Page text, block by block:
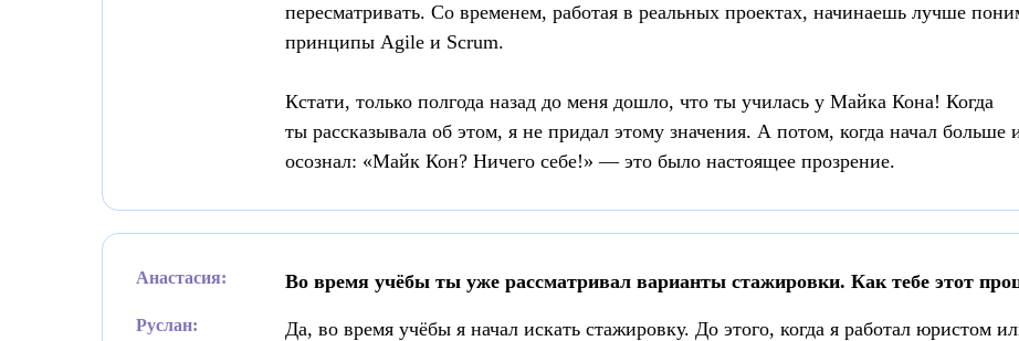
пересматривать. Со временем, работая в реальных проектах, начинаешь лучше
принципы Agile и Scrum.
Кстати, только полгода назад до меня дошло, что ты училась у Майка Кона! Когда
ты рассказывала об этом, я не придал этому значения. А потом, когда начал больше
осознал: «Майк Кон? Ничего себе!» — это было настоящее прозрение.
Анастасия: Во время учёбы ты уже рассматривал варианты стажировки. Как тебе этот
Руслан:
Да, во время учёбы я начал искать стажировку. До этого, когда я работал юристом